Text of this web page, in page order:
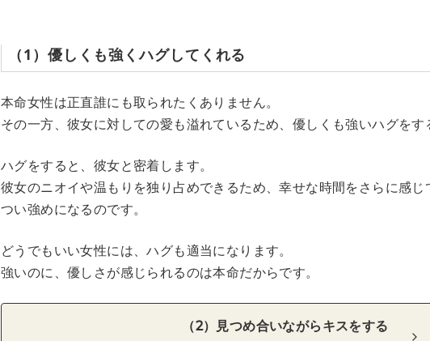
（1）優しくも強くハグしてくれる
本命女性は正直誰にも取られたくありません。
その一方、彼女に対しての愛も溢れているため、優しくも強いハグをす
ハグをすると、彼女と密着します。
彼女のニオイや温もりを独り占めできるため、幸せな時間をさらに感
つい強めになるのです。
どうでもいい女性には、ハグも適当になります。
強いのに、優しさが感じられるのは本命だからです。
（2）見つめ合いながらキスをする